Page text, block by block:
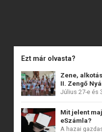
Ezt már olvasta?
Zene,
II. Zengő
Július 27-e és
Mit jelent
eSzámla?
A hazai